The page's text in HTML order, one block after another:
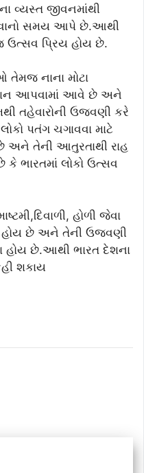
વ્યસ્ત જીવનમાંથી
સમય આપે છે.આથી
ઉત્સવ પ્રિય હોય છે.
તેમજ નાના મોટા
આપવામાં આવે છે અને
તહેવારોની ઉજવણી કરે
પતંગ ચગાવવા માટે
અને તેની આતુરતાથી રાહ
ભારતમાં લોકો ઉત્સવ
હોળી જેવા
હોય છે અને તેની ઉજવણી
હોય છે.આથી ભારત દેશના
શકાય